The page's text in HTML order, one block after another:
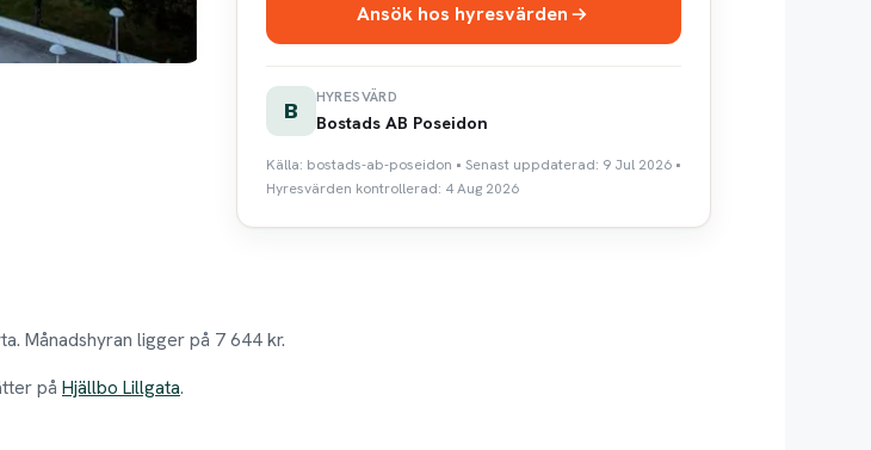
Ansök hos hyresvärden
B
HYRESVÄRD
Bostads AB Poseidon
Källa: bostads-ab-poseidon • Senast uppdaterad: 9 Jul 2026 •
Hyresvärden kontrollerad: 4 Aug 2026
Månadshyran ligger på 7 644 kr.
på Hjällbo Lillgata.